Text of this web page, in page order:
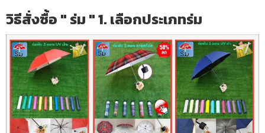
วิธีสั่งซื้อ " ร่ม " 1. เลือกประเภทร่ม